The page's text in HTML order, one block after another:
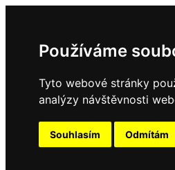
Používáme
Tyto webové stránky
analýzy návštěvnosti
Souhlasím Odmítám